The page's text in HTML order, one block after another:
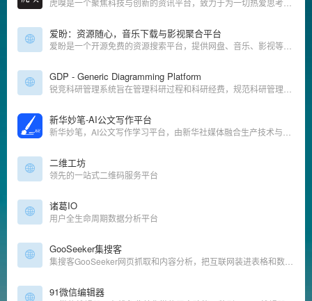
爱盼：资源随心，音乐下载与影视聚合平台
GDP - Generic Diagramming Platform
新华妙笔-AI公文写作平台
二维工坊
领先的一站式二维码服务平台
诸葛IO
用户全生命周期数据分析平台
GooSeeker集搜客
91微信编辑器